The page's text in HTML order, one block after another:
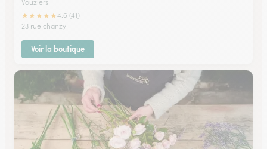
Vouziers
★★★★★4.6 (41)
23 rue chanzy
Voir la boutique